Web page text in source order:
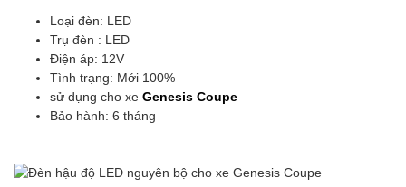
Loại đèn: LED
Trụ đèn : LED
Điện áp: 12V
Tình trạng: Mới 100%
sử dụng cho xe Genesis Coupe
Bảo hành: 6 tháng